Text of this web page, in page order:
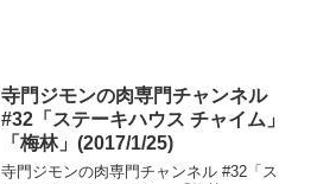
寺門ジモンの肉専門チャンネル
#32「ステーキハウス チャイム」
「梅林」(2017/1/25)
寺門ジモンの肉専門チャンネル #32「ス